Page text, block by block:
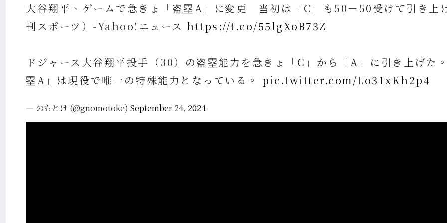
大谷翔平、ゲームで急きょ「盗塁A」に変更 当初は「C」も50－50受けて引き上
刊スポーツ）-Yahoo!ニュース https://t.co/55lgXoB73Z
ドジャース大谷翔平投手（30）の盗塁能力を急きょ「C」から「A」に引き上げた
塁A」は現役で唯一の特殊能力となっている。 pic.twitter.com/Lo31xKh2p4
— のもとけ (@gnomotoke) September 24, 2024